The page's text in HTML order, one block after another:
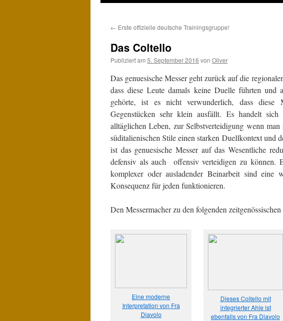
Inhalt
← Erste offizielle deutsche Trainingsgruppe!
Das Coltello
Publiziert am 5. September 2016 von Oliver
Das genuesische Messer geht zurück auf die
dass diese Leute damals keine Duelle führten
gehörte, ist es nicht verwunderlich, dass diese
Gegenstücken sehr klein ausfällt. Es handelt
alltäglichen Leben, zur Selbstverteidigung wenn
süditalienischen Stile einen starken Duellkontext und
ist das genuesische Messer auf das Wesentliche
defensiv als auch offensiv verteidigen zu können.
komplexer oder ausladender Beinarbeit sind
Konsequenz für jeden funktionieren.
Den Messermacher zu den folgenden
Eine moderne
Interpretation von Fra
Diavolo
Dieses Coltello mit
integrierter Ahle ist
ebenfalls von Fra Diavolo